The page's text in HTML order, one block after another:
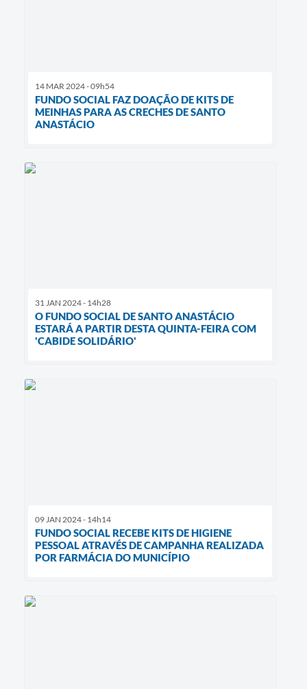
14 MAR 2024 - 09h54
FUNDO SOCIAL FAZ DOAÇÃO DE KITS DE
MEINHAS PARA AS CRECHES DE SANTO
ANASTÁCIO
31 JAN 2024 - 14h28
O FUNDO SOCIAL DE SANTO ANASTÁCIO
ESTARÁ A PARTIR DESTA QUINTA-FEIRA COM
'CABIDE SOLIDÁRIO'
09 JAN 2024 - 14h14
FUNDO SOCIAL RECEBE KITS DE HIGIENE
PESSOAL ATRAVÉS DE CAMPANHA REALIZADA
POR FARMÁCIA DO MUNICÍPIO